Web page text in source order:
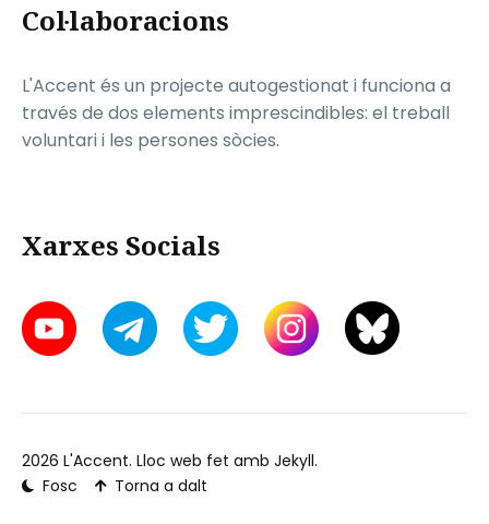
Col·laboracions
L'Accent és un projecte autogestionat i funciona a
través de dos elements imprescindibles: el treball
voluntari i les persones sòcies.
Xarxes Socials
2026 L'Accent. Lloc web fet amb Jekyll.
Fosc
Torna a dalt